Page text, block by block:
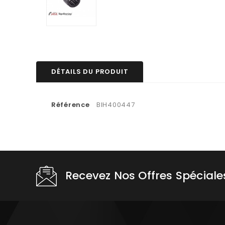
DÉTAILS DU PRODUIT
Référence BIH400447
Recevez Nos Offres